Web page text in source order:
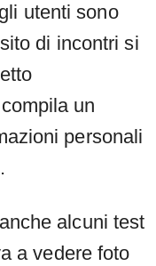
utenti sono
di incontri si
un
personali
alcuni test
a vedere foto